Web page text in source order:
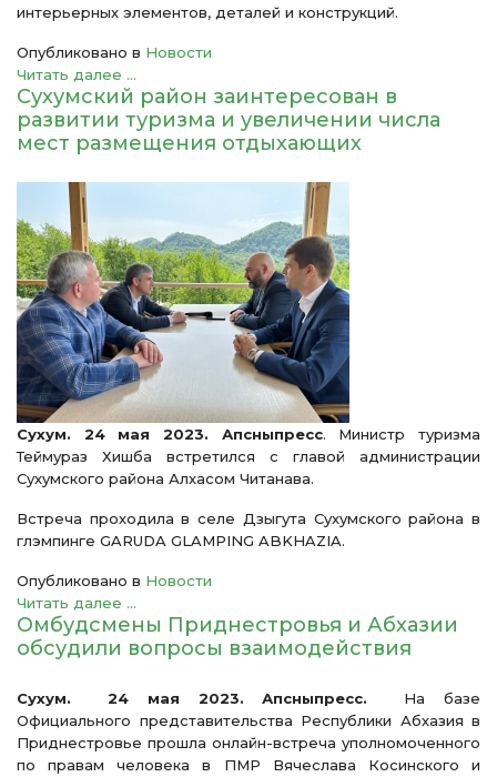
интерьерных элементов, деталей и конструкций.
Опубликовано в Новости
Читать далее ...
Сухумский район заинтересован в
развитии туризма и увеличении числа
мест размещения отдыхающих
Сухум. 24 мая 2023. Апсныпресс. Министр туризма
Теймураз Хишба встретился с главой администрации
Сухумского района Алхасом Читанава.
Встреча проходила в селе Дзыгута Сухумского района в
глэмпинге GARUDA GLAMPING ABKHAZIA.
Опубликовано в Новости
Читать далее ...
Омбудсмены Приднестровья и Абхазии
обсудили вопросы взаимодействия
Сухум. 24 мая 2023. Апсныпресс. На базе
Официального представительства Республики Абхазия в
Приднестровье прошла онлайн-встреча уполномоченного
по правам человека в ПМР Вячеслава Косинского и